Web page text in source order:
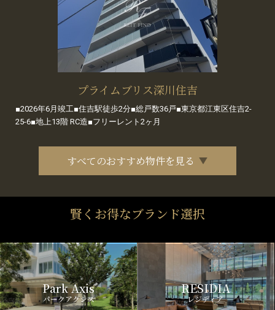
プライムブリス深川住吉
■2026年6月竣工■住吉駅徒歩2分■総戸数36戸■東京都江東区住吉2-
25-6■地上13階 RC造■フリーレント2ヶ月
すべてのおすすめ物件を見る
賢くお得なブランド選択
Park Axis
パークアクシス
RESIDIA
レジディア